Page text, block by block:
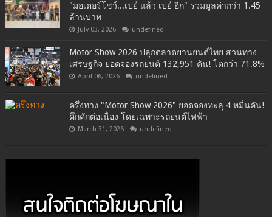
"มอเตอร์โชว์...เปย์ แล้ว เปย์ อีก" รวมมูลค่ากว่า 1.45
ล้านบาท
July 03, 2026 undefined
Motor Show 2026 ปลุกตลาดยานยนต์ไทย สวนทาง
เศรษฐกิจ ยอดจองรถยนต์ 132,951 คัน! โตกว่า 71.8%
April 06, 2026 undefined
ครึ่งทาง "Motor Show 2026" ยอดจองทะลุ 4 หมื่นคัน!
คึกคักต่อเนื่อง โดยเฉพาะรถยนต์ไฟฟ้า
March 31, 2026 undefined